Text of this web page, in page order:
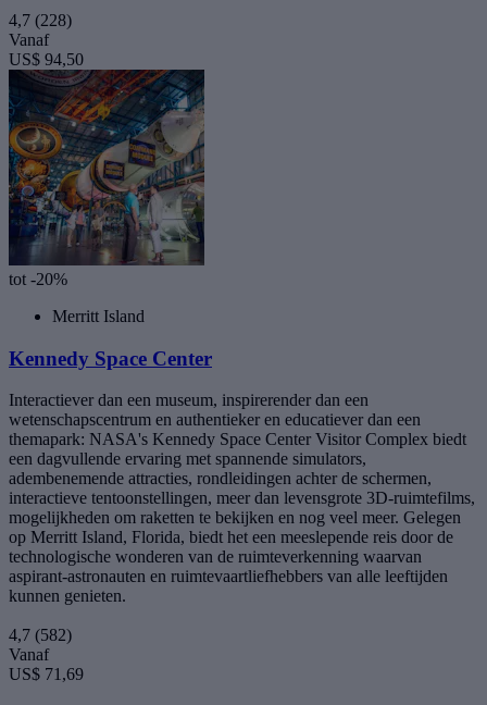
4,7 (228)
Vanaf
US$ 94,50
tot -20%
Merritt Island
Kennedy Space Center
Interactiever dan een museum, inspirerender dan een
wetenschapscentrum en authentieker en educatiever dan een
themapark: NASA's Kennedy Space Center Visitor Complex biedt
een dagvullende ervaring met spannende simulators,
adembenemende attracties, rondleidingen achter de schermen,
interactieve tentoonstellingen, meer dan levensgrote 3D-ruimtefilms,
mogelijkheden om raketten te bekijken en nog veel meer. Gelegen
op Merritt Island, Florida, biedt het een meeslepende reis door de
technologische wonderen van de ruimteverkenning waarvan
aspirant-astronauten en ruimtevaartliefhebbers van alle leeftijden
kunnen genieten.
4,7 (582)
Vanaf
US$ 71,69